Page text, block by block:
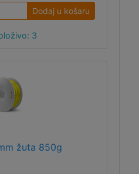
Dodaj u košaru
3
žuta 850g